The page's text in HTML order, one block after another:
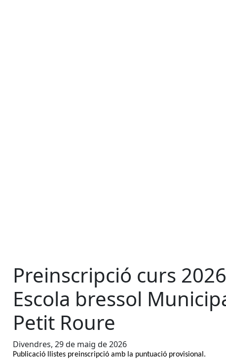
Preinscripció curs
Escola bressol
Petit Roure
Divendres, 29 de maig de 2026
Publicació llistes preinscripció amb la puntuació provisional.